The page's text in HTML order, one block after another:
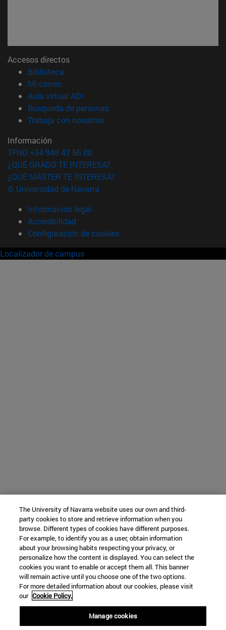
Accesos directos
Biblioteca
Mi correo(abre en nueva ventana)
Aula virtual ADI
Búsqueda de personas(abre en nueva ventana)
Trabaja con nosotros(abre en nueva ventana)
Información
TFNO +34 948 42 56 00
¿QUÉ GRADO TE INTERESA?
¿QUÉ MÁSTER TE INTERESA?
© Universidad de Navarra
Información legal
Accesibilidad
Configuración de cookies
Localizador de campus
The University of Navarra website uses our own and third-
party cookies to store and retrieve information when you
browse. Different types of cookies have different purposes.
For example, to identify you as a user, obtain information
about your browsing habits respecting your privacy, or
personalize how the content is displayed. You can select the
cookies you want to enable or accept them all. This banner
will remain active until you choose one of the two options.
For more detailed information about our cookies, please visit
our Cookie Policy.
Manage cookies